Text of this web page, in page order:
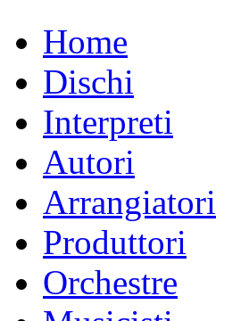
Home
Dischi
Interpreti
Autori
Arrangiatori
Produttori
Orchestre